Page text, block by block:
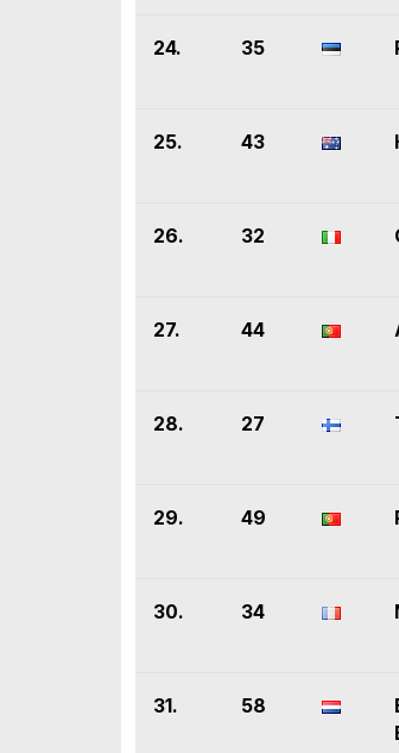
24. 35
25. 43
26. 32
27. 44
28. 27
29. 49
30. 34
31. 58